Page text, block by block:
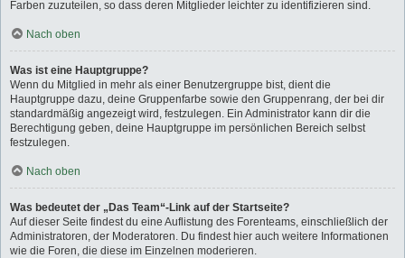
Farben zuzuteilen, so dass deren Mitglieder leichter zu identifizieren sind.
Nach oben
Was ist eine Hauptgruppe?
Wenn du Mitglied in mehr als einer Benutzergruppe bist, dient die
Hauptgruppe dazu, deine Gruppenfarbe sowie den Gruppenrang, der bei dir
standardmäßig angezeigt wird, festzulegen. Ein Administrator kann dir die
Berechtigung geben, deine Hauptgruppe im persönlichen Bereich selbst
festzulegen.
Nach oben
Was bedeutet der „Das Team“-Link auf der Startseite?
Auf dieser Seite findest du eine Auflistung des Forenteams, einschließlich der
Administratoren, der Moderatoren. Du findest hier auch weitere Informationen
wie die Foren, die diese im Einzelnen moderieren.